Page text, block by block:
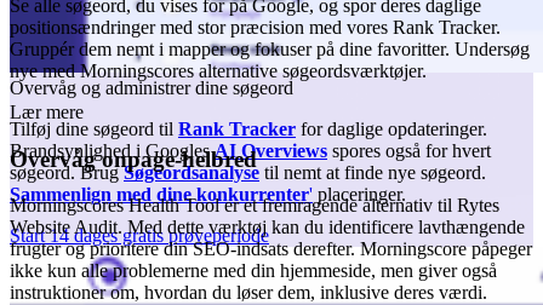
Overvåg og administrer dine søgeord
Tilføj dine søgeord til Rank Tracker for daglige opdateringer.
Brandsynlighed i GooglesAI Overviews spores også for hvert
søgeord. BrugSøgeordsanalyse til nemt at finde nye søgeord.
Sammenlign med dine konkurrenter' placeringer.
Start 14 dages gratis prøveperiode
Se alle søgeord, du vises for på Google, og spor deres daglige
positionsændringer med stor præcision med vores Rank Tracker.
Gruppér dem nemt i mapper og fokuser på dine favoritter. Undersøg
nye med Morningscores alternative søgeordsværktøjer.
Lær mere
Overvåg onpage-helbred
Morningscores Health Tool er et fremragende alternativ til Rytes
Website Audit. Med dette værktøj kan du identificere lavthængende
frugter og prioritere din SEO-indsats derefter. Morningscore påpeger
ikke kun alle problemerne med din hjemmeside, men giver også
instruktioner om, hvordan du løser dem, inklusive deres værdi.